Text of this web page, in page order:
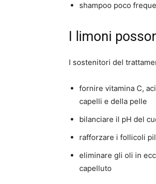
shampoo poco
I limoni
I sostenitori del
fornire vitamina C,
capelli e della pelle
bilanciare il pH del
rafforzare i follicoli
eliminare gli oli in
capelluto